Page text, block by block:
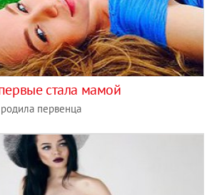
стала мамой
первенца